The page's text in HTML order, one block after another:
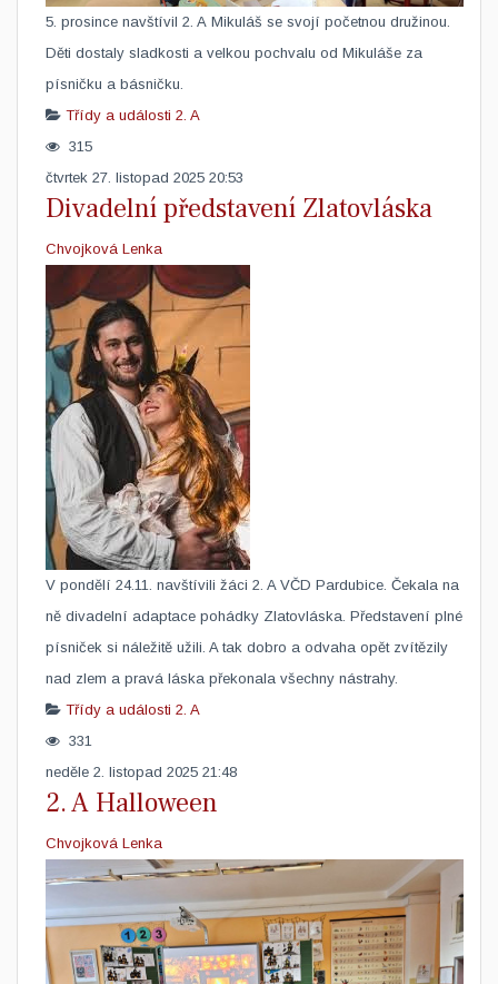
​5. prosince navštívil 2. A Mikuláš se svojí početnou družinou.
Děti dostaly sladkosti a velkou pochvalu od Mikuláše za
písničku a básničku.
Třídy a události 2. A
315
čtvrtek 27. listopad 2025 20:53
Divadelní představení Zlatovláska
Chvojková Lenka
​V pondělí 24.11. navštívili žáci 2. A VČD Pardubice. Čekala na
ně divadelní adaptace pohádky Zlatovláska. Představení plné
písniček si náležitě užili. A tak dobro a odvaha opět zvítězily
nad zlem a pravá láska překonala všechny nástrahy.
Třídy a události 2. A
331
neděle 2. listopad 2025 21:48
2. A Halloween
Chvojková Lenka